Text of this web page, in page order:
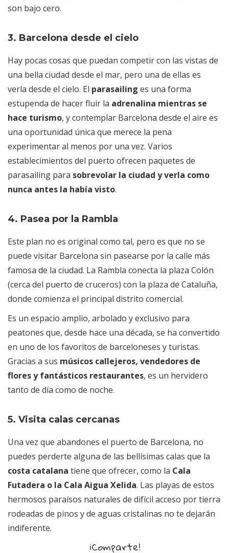
son bajo cero.
3. Barcelona desde el cielo
Hay pocas cosas que puedan competir con las vistas de
una bella ciudad desde el mar, pero una de ellas es
verla desde el cielo. El parasailing es una forma
estupenda de hacer fluir la adrenalina mientras se
hace turismo, y contemplar Barcelona desde el aire es
una oportunidad única que merece la pena
experimentar al menos por una vez. Varios
establecimientos del puerto ofrecen paquetes de
parasailing para sobrevolar la ciudad y verla como
nunca antes la había visto.
4. Pasea por la Rambla
Este plan no es original como tal, pero es que no se
puede visitar Barcelona sin pasearse por la calle más
famosa de la ciudad. La Rambla conecta la plaza Colón
(cerca del puerto de cruceros) con la plaza de Cataluña,
donde comienza el principal distrito comercial.
Es un espacio amplio, arbolado y exclusivo para
peatones que, desde hace una década, se ha convertido
en uno de los favoritos de barceloneses y turistas.
Gracias a sus músicos callejeros, vendedores de
flores y fantásticos restaurantes, es un hervidero
tanto de día como de noche.
5. Visita calas cercanas
Una vez que abandones el puerto de Barcelona, no
puedes perderte alguna de las bellísimas calas que la
costa catalana tiene que ofrecer, como la Cala
Futadera o la Cala Aigua Xelida. Las playas de estos
hermosos paraísos naturales de difícil acceso por tierra
rodeadas de pinos y de aguas cristalinas no te dejarán
indiferente.
¡Comparte!